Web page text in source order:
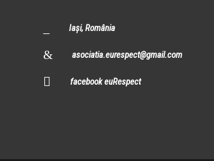
Iași, România
asociatia.eurespect@gmail.com
facebook euRespect